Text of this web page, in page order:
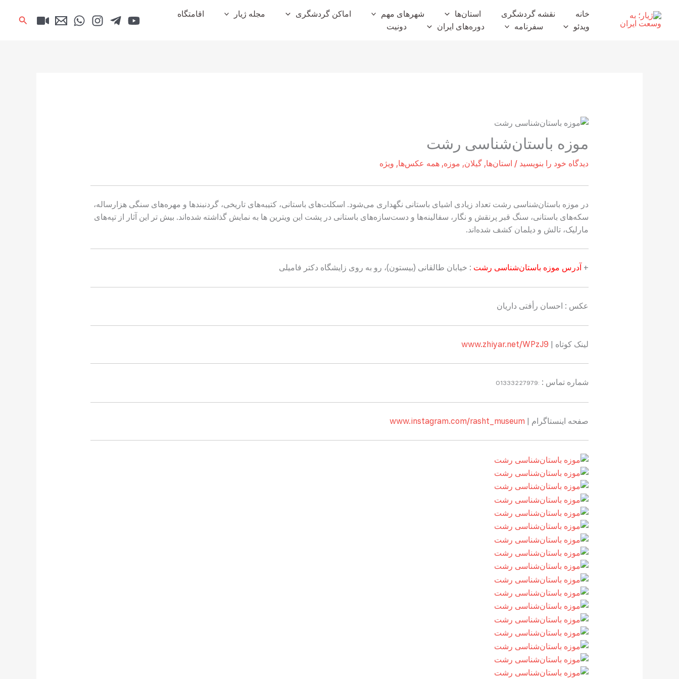
خانه نقشه گردشگری استان‌ها شهرهای مهم اماکن گردشگری مجله ژیار
اقامتگاه
ویدئو
سفرنامه دوره‌های ایران دونیت
جستجو
موزه باستان‌شناسی رشت
دیدگاه‌ خود را بنویسید / استان‌ها, گیلان, موزه, همه عکس‌ها, ویژه
در موزه باستان‌شناسی رشت تعداد زیادی اشیای باستانی نگهداری می‌شود. اسکلت‌های باستانی، کتیبه‌های تاریخی، گردنبندها و مهره‌های سنگی هزارساله،
سکه‌های باستانی، سنگ قبر پرنقش و نگار، سفالینه‌ها و دست‌سازه‌های باستانی در پشت این ویترین ها به نمایش گذاشته شده‌اند. بیش تر این آثار از تپه‌های
مارلیک، تالش و دیلمان کشف شده‌اند.
+ آدرس موزه باستان‌شناسی رشت : خیابان طالقانی (بیستون)، رو به روی زایشگاه دکتر فامیلی
عکس :‌ احسان رأفتی داریان
لینک کوتاه | www.zhiyar.net/WPzJ9
شماره تماس : :01333227979
صفحه اینستاگرام | www.instagram.com/rasht_museum